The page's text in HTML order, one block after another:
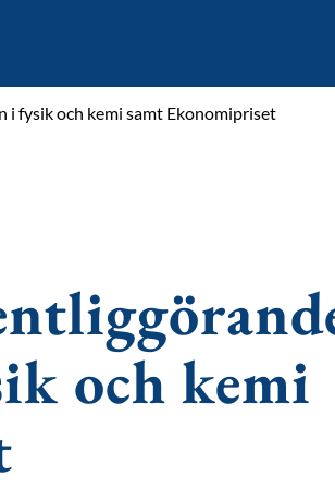
fysik och kemi samt Ekonomipriset
och kemi